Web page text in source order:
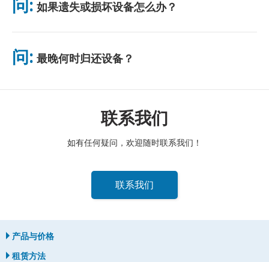
免费充电宝。
问: 如果遗失或损坏设备怎么办？
您可以在结账时添加保险，以涵盖丢失或损坏的情况。如果没有保
我们将帮助您保持连接。
问: 最晚何时归还设备？
联系我们
如有任何疑问，欢迎随时联系我们！
联系我们
产品与价格
租赁方法